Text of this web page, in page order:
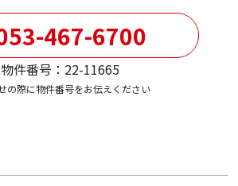
467-6700
物件番号：22-11665
の際に物件番号をお伝えください